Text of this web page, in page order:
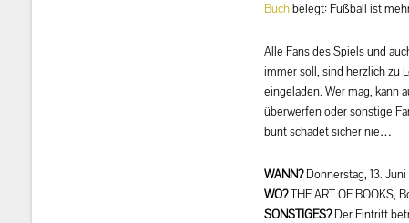
Buchbelegt: Fußball ist
Alle Fans des Spiels und
immer soll, sind herzlich zu
eingeladen. Wer mag, kann
überwerfen oder sonstige
bunt schadet sicher nie…
WANN?Donnerstag, 13.
WO?THE ART OF BOOKS,
SONSTIGES?Der Eintritt